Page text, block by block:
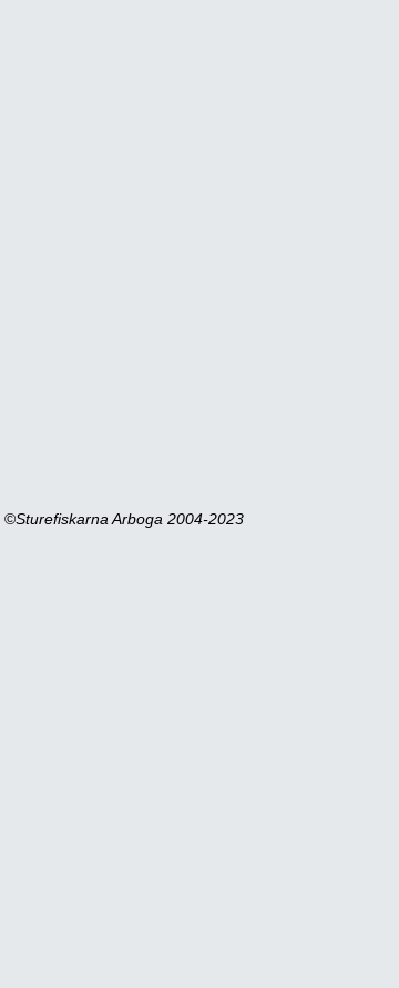
©Sturefiskarna Arboga 2004-2023